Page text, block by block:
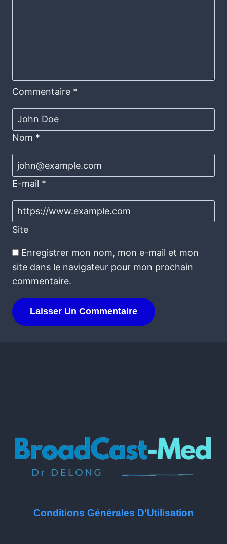
Commentaire *
Nom *
E-mail *
Site
Enregistrer mon nom, mon e-mail et mon
site dans le navigateur pour mon prochain
commentaire.
Conditions Générales D'Utilisation